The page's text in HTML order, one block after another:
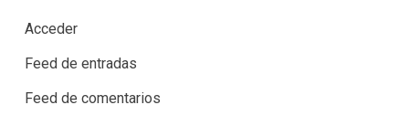
Acceder
Feed de entradas
Feed de comentarios